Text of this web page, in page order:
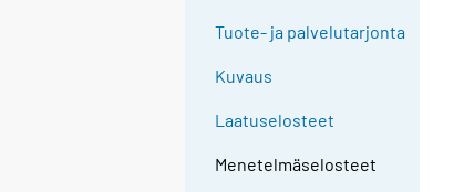
Tuote- ja palvelutarjonta
Kuvaus
Laatuselosteet
Menetelmäselosteet